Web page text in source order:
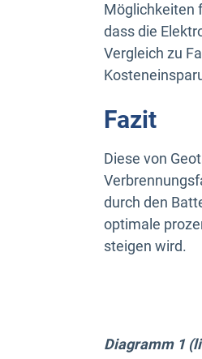
Möglichkeiten
dass die
Vergleich zu
Fazit
Diese von
durch den
optimale
steigen wird.
Diagramm 1